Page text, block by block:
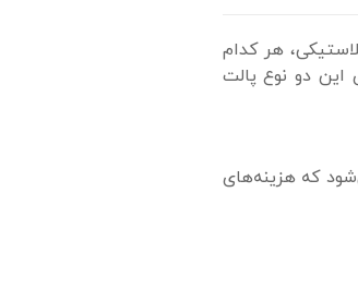
هر کدام
این دو نوع پالت
که هزینه‌های